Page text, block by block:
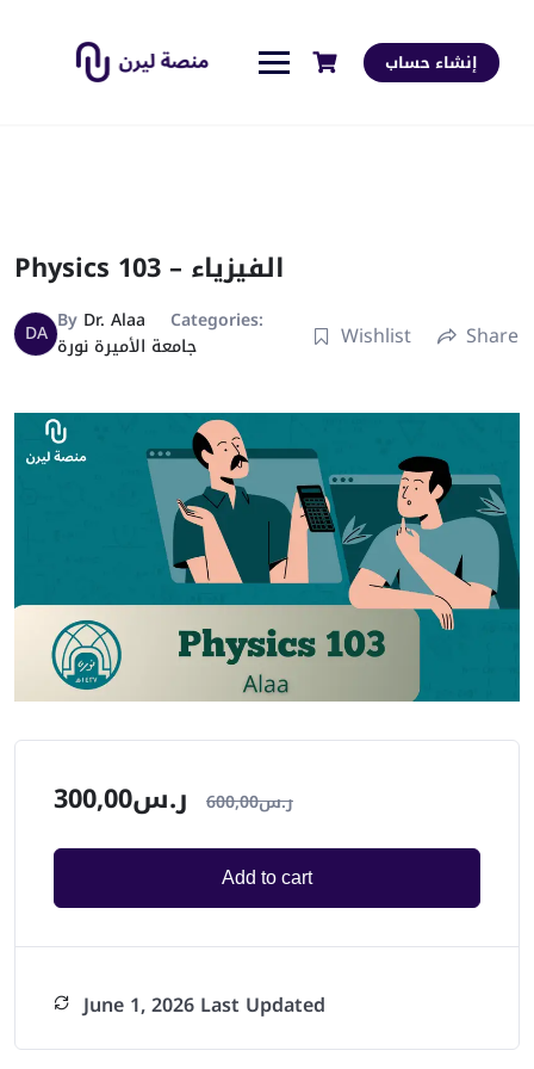
إنشاء حساب
Physics 103 – الفيزياء
DA By Dr. Alaa
Categories:
جامعة الأميرة نورة
Wishlist Share
ر.س300,00 ر.س600,00
Add to cart
June 1, 2026 Last Updated